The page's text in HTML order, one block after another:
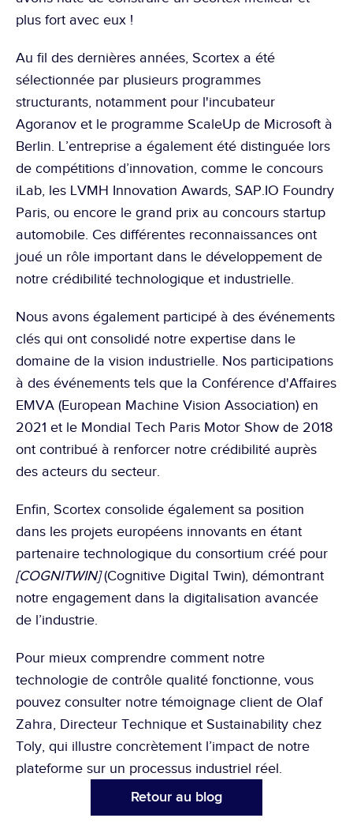
plus fort avec eux !
Au fil des dernières années, Scortex a été
sélectionnée par plusieurs programmes
structurants, notamment pour l'incubateur
Agoranov et le programme ScaleUp de Microsoft à
Berlin . L’entreprise a également été distinguée lors
de compétitions d’innovation, comme le concours
iLab , les LVMH Innovation Awards SAP.IO Foundry
Paris , ou encore le grand prix au concours startup
automobile . Ces différentes reconnaissances ont
joué un rôle important dans le développement de
notre crédibilité technologique et industrielle.
Nous avons également participé à des événements
clés qui ont consolidé notre expertise dans le
domaine de la vision industrielle. Nos participations
à des événements tels que la Conférence d'Affaires
EMVA (European Machine Vision Association) en
2021 et le Mondial Tech Paris Motor Show de 2018
ont contribué à renforcer notre crédibilité auprès
des acteurs du secteur.
Enfin, Scortex consolide également sa position
[COGNITWIN] (Cognitive Digital Twin) , démontrant
notre engagement dans la digitalisation avancée
de l’industrie.
Pour mieux comprendre comment notre
technologie de contrôle qualité fonctionne, vous
pouvez consulter notre témoignage client de Olaf
Zahra, Directeur Technique et Sustainability chez
Toly , qui illustre concrètement l’impact de notre
plateforme sur un processus industriel réel.
Retour au blog